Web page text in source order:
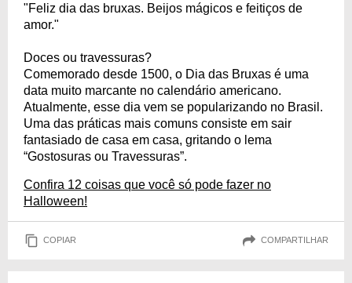
"Feliz dia das bruxas. Beijos mágicos e feitiços de
amor."
Doces ou travessuras?
Comemorado desde 1500, o Dia das Bruxas é uma
data muito marcante no calendário americano.
Atualmente, esse dia vem se popularizando no Brasil.
Uma das práticas mais comuns consiste em sair
fantasiado de casa em casa, gritando o lema
“Gostosuras ou Travessuras”.
Confira 12 coisas que você só pode fazer no
Halloween!
COPIAR COMPARTILHAR